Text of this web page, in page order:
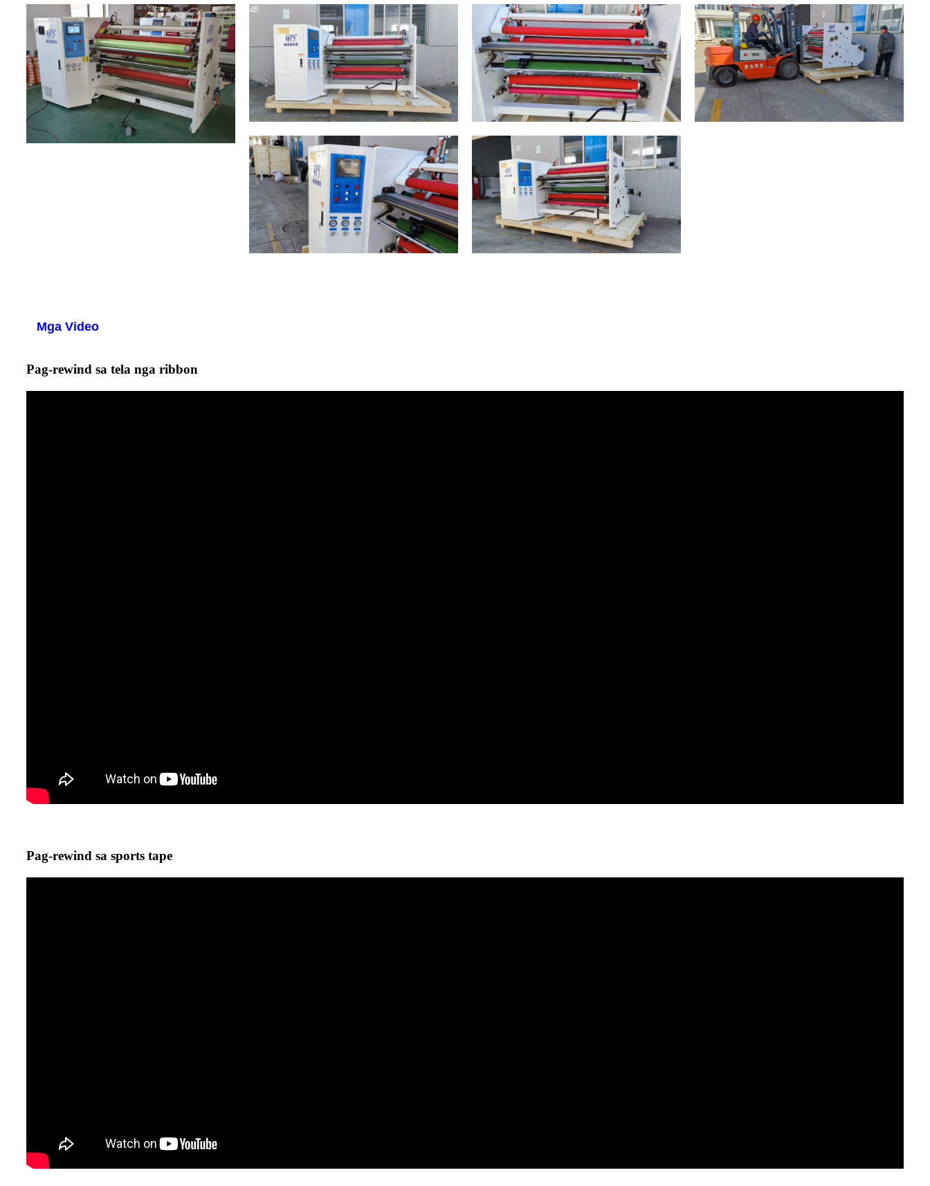
Mga Video
Pag-rewind sa tela nga ribbon
Pag-rewind sa sports tape